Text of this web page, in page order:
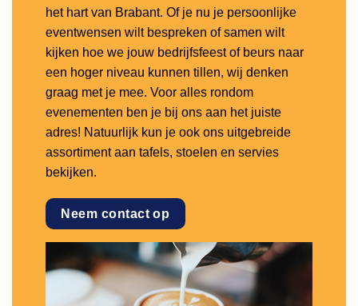
het hart van Brabant. Of je nu je persoonlijke
eventwensen wilt bespreken of samen wilt
kijken hoe we jouw bedrijfsfeest of beurs naar
een hoger niveau kunnen tillen, wij denken
graag met je mee. Voor alles rondom
evenementen ben je bij ons aan het juiste
adres! Natuurlijk kun je ook ons uitgebreide
assortiment aan tafels, stoelen en servies
bekijken.
Neem contact op